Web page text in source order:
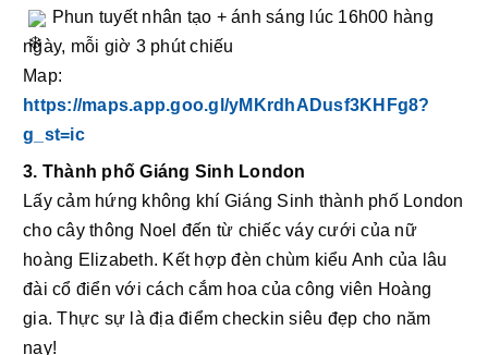
Phun tuyết nhân tạo + ánh sáng lúc 16h00 hàng
ngày, mỗi giờ 3 phút chiếu
https://maps.app.goo.gl/yMKrdhADusf3KHFg8?
g_st=ic
3. Thành phố Giáng Sinh London
Lấy cảm hứng không khí Giáng Sinh thành phố London
cho cây thông Noel đến từ chiếc váy cưới của nữ
hoàng Elizabeth. Kết hợp đèn chùm kiểu Anh của lâu
đài cổ điển với cách cắm hoa của công viên Hoàng
gia. Thực sự là địa điểm checkin siêu đẹp cho năm
nay!